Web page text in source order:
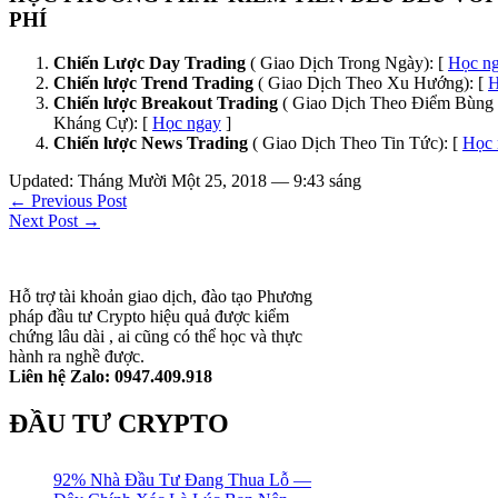
PHÍ
Chiến Lược Day Trading ( Giao Dịch Trong Ngày): [ Học
Chiến lược Trend Trading ( Giao Dịch Theo Xu Hướng): [
Chiến lược Breakout Trading ( Giao Dịch Theo Điểm Bùng
Kháng Cự): [ Học ngay ]
Chiến lược News Trading ( Giao Dịch Theo Tin Tức): [ Học
Updated: Tháng Mười Một 25, 2018 — 9:43 sáng
← Previous Post
Next Post →
Hỗ trợ tài khoản giao dịch, đào tạo Phương
pháp đầu tư Crypto hiệu quả được kiểm
chứng lâu dài , ai cũng có thể học và thực
hành ra nghề được.
Liên hệ Zalo: 0947.409.918
ĐẦU TƯ CRYPTO
92% Nhà Đầu Tư Đang Thua Lỗ —